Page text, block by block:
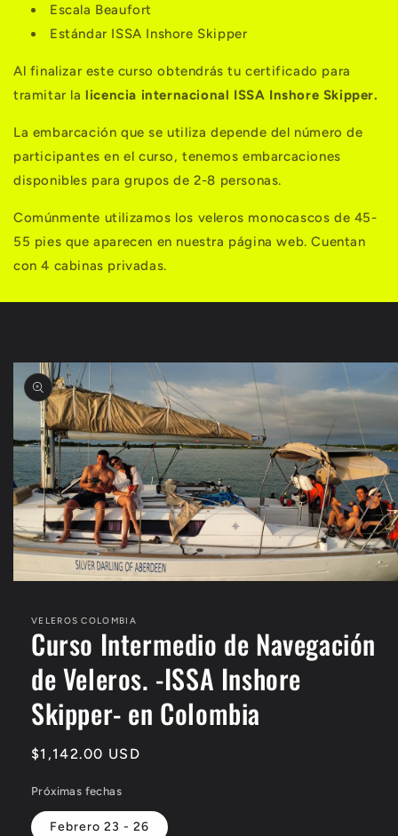
Escala Beaufort
Estándar ISSA Inshore Skipper
Al finalizar este curso obtendrás tu certificado para
tramitar lalicencia internacional ISSA Inshore Skipper.
La embarcación que se utiliza depende del número de
participantes en el curso, tenemos embarcaciones
disponibles para grupos de 2-8 personas.
Comúnmente utilizamos los veleros monocascos de 45-
55 pies que aparecen en nuestra página web. Cuentan
con 4 cabinas privadas.
directamente
a la
información
del producto
ventana
modal
VELEROS COLOMBIA
Curso Intermedio de Navegación
de Veleros. -ISSA Inshore
Skipper- en Colombia
Precio
$1,142.00 USD
Próximas fechas
Febrero 23 - 26